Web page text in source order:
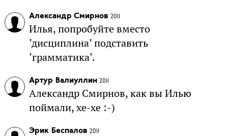
Александр Смирнов 2011
Илья, попробуйте вместо
’дисциплина’ подставить
’грамматика’.
Артур Валиуллин 2011
Александр Смирнов, как вы Илью
поймали, хе-хе :-)
Эрик Беспалов 2011